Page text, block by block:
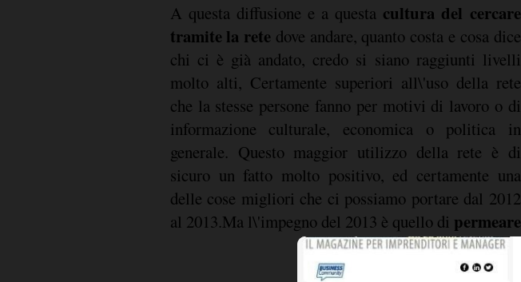
A questa diffusione e a questa cultura del cercare
tramite la rete dove andare, quanto costa e cosa dice
chi ci è già andato, credo si siano raggiunti livelli
molto alti, Certamente superiori all\'uso della rete
che la stesse persone fanno per motivi di lavoro o di
informazione culturale, economica o politica in
generale. Questo maggior utilizzo della rete è di
sicuro un fatto molto positivo, ed certamente una
delle cose migliori che ci possiamo portare dal 2012
al 2013.Ma l\'impegno del 2013 è quello di permeare